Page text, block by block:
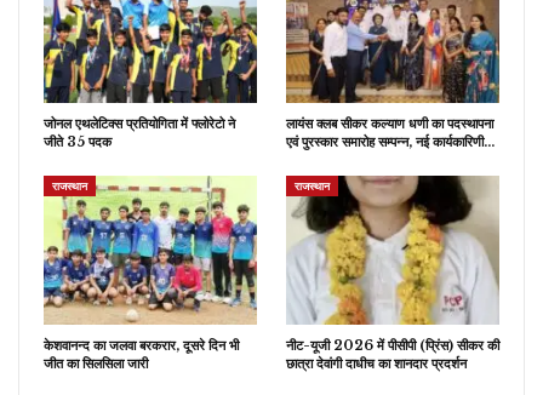
जोनल एथलेटिक्स प्रतियोगिता में फ्लोरेटो ने
जीते 35 पदक
लायंस क्लब सीकर कल्याण धणी का पदस्थापना
एवं पुरस्कार समारोह सम्पन्न, नई कार्यकारिणी…
राजस्थान
केशवानन्द का जलवा बरकरार, दूसरे दिन भी
जीत का सिलसिला जारी
राजस्थान
नीट-यूजी 2026 में पीसीपी (प्रिंस) सीकर की
छात्रा देवांगी दाधीच का शानदार प्रदर्शन